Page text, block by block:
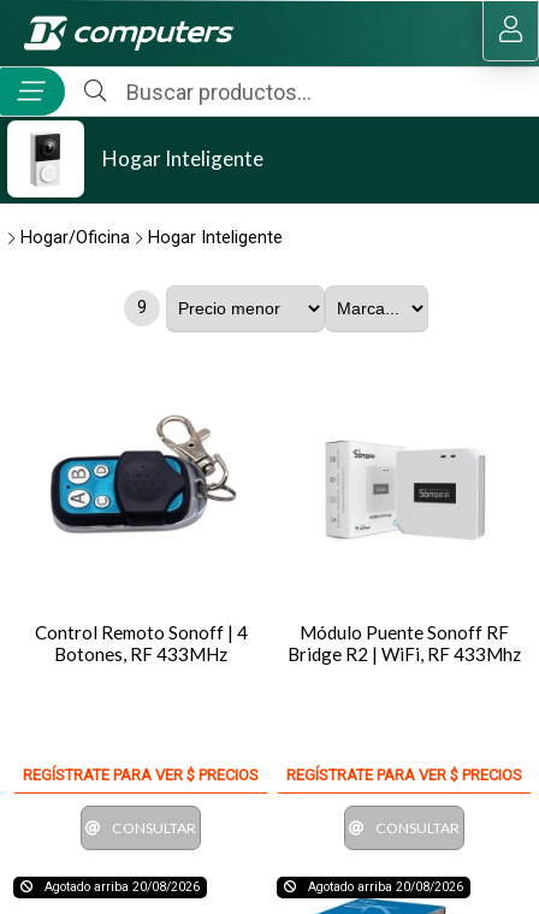
MI COMPRA
Hogar Inteligente
Hogar/Oficina Hogar Inteligente
9
Control Remoto Sonoff | 4
Botones, RF 433MHz
REGÍSTRATE PARA VER $ PRECIOS
CONSULTAR
Módulo Puente Sonoff RF
Bridge R2 | WiFi, RF 433Mhz
REGÍSTRATE PARA VER $ PRECIOS
CONSULTAR
Agotado arriba 20/08/2026 Agotado arriba 20/08/2026